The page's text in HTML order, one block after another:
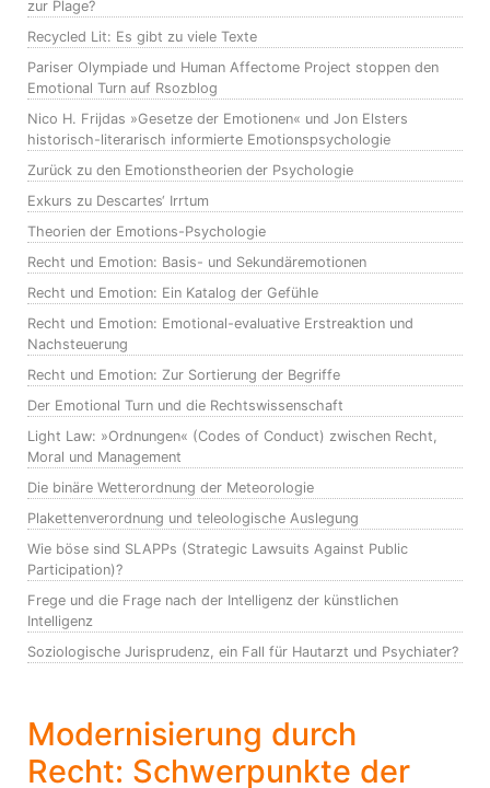
zur Plage?
Recycled Lit: Es gibt zu viele Texte
Pariser Olympiade und Human Affectome Project stoppen den
Emotional Turn auf Rsozblog
Nico H. Frijdas »Gesetze der Emotionen« und Jon Elsters
historisch-literarisch informierte Emotionspsychologie
Zurück zu den Emotionstheorien der Psychologie
Exkurs zu Descartes‘ Irrtum
Theorien der Emotions-Psychologie
Recht und Emotion: Basis- und Sekundäremotionen
Recht und Emotion: Ein Katalog der Gefühle
Recht und Emotion: Emotional-evaluative Erstreaktion und
Nachsteuerung
Recht und Emotion: Zur Sortierung der Begriffe
Der Emotional Turn und die Rechtswissenschaft
Light Law: »Ordnungen« (Codes of Conduct) zwischen Recht,
Moral und Management
Die binäre Wetterordnung der Meteorologie
Plakettenverordnung und teleologische Auslegung
Wie böse sind SLAPPs (Strategic Lawsuits Against Public
Participation)?
Frege und die Frage nach der Intelligenz der künstlichen
Intelligenz
Soziologische Jurisprudenz, ein Fall für Hautarzt und Psychiater?
Modernisierung durch
Recht: Schwerpunkte der